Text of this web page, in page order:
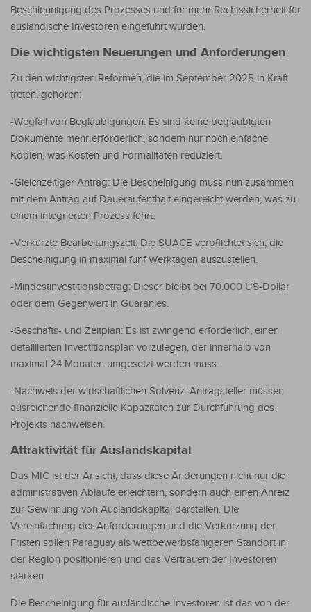
Beschleunigung des Prozesses und für mehr Rechtssicherheit für
ausländische Investoren eingeführt wurden.
Die wichtigsten Neuerungen und Anforderungen
Zu den wichtigsten Reformen, die im September 2025 in Kraft
treten, gehören:
-Wegfall von Beglaubigungen: Es sind keine beglaubigten
Dokumente mehr erforderlich, sondern nur noch einfache
Kopien, was Kosten und Formalitäten reduziert.
-Gleichzeitiger Antrag: Die Bescheinigung muss nun zusammen
mit dem Antrag auf Daueraufenthalt eingereicht werden, was zu
einem integrierten Prozess führt.
-Verkürzte Bearbeitungszeit: Die SUACE verpflichtet sich, die
Bescheinigung in maximal fünf Werktagen auszustellen.
-Mindestinvestitionsbetrag: Dieser bleibt bei 70.000 US-Dollar
oder dem Gegenwert in Guaranies.
-Geschäfts- und Zeitplan: Es ist zwingend erforderlich, einen
detaillierten Investitionsplan vorzulegen, der innerhalb von
maximal 24 Monaten umgesetzt werden muss.
-Nachweis der wirtschaftlichen Solvenz: Antragsteller müssen
ausreichende finanzielle Kapazitäten zur Durchführung des
Projekts nachweisen.
Attraktivität für Auslandskapital
Das MIC ist der Ansicht, dass diese Änderungen nicht nur die
administrativen Abläufe erleichtern, sondern auch einen Anreiz
zur Gewinnung von Auslandskapital darstellen. Die
Vereinfachung der Anforderungen und die Verkürzung der
Fristen sollen Paraguay als wettbewerbsfähigeren Standort in
der Region positionieren und das Vertrauen der Investoren
stärken.
Die Bescheinigung für ausländische Investoren ist das von der